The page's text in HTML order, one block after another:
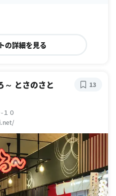
の詳細を見る
～ とさのさと
１０
13